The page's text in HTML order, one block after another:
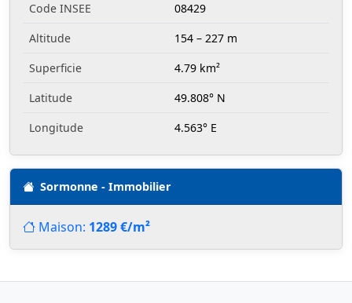
Code INSEE
08429
Altitude
154 – 227 m
Superficie
4.79 km²
Latitude
49.808° N
Longitude
4.563° E
Sormonne - Immobilier
Maison: 1289 €/m²